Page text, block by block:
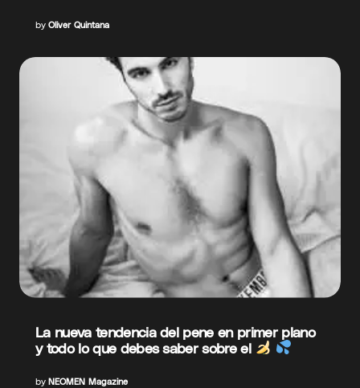
by Oliver Quintana
La nueva tendencia del pene en primer plano
y todo lo que debes saber sobre el
by NEOMEN Magazine